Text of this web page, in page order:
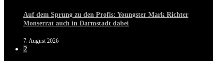
Auf dem Sprung zu den Profis: Youngster Mark Richter
Monserrat auch in Darmstadt dabei
7. August 2026
2